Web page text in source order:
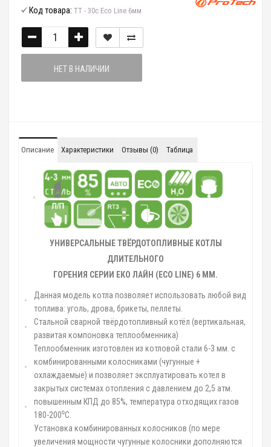
Код товара: ТТ - 30с Eco Line 6мм
НЕТ В НАЛИЧИИ
Описание Характеристики Отзывы (0) Таблица
УНИВЕРСАЛЬНЫЕ ТВЁРДОТОПЛИВНЫЕ КОТЛЫ
ДЛИТЕЛЬНОГО
ГОРЕНИЯ СЕРИИ ЕКО ЛАЙН (ECO LINE) 6 ММ.
Данная модель котла позволяет использовать любой вид
топлива: уголь, дрова, брикеты, пеллеты.
Стальной сварной твёрдотопливный котёл (вертикальная,
развитая компоновка теплообменника)
Теплообменник изготовлен из котловой стали 6-3 мм. с
комбинированными колосниками (чугунные +
охлаждаемые) и позволяет эксплуатировать котел в
закрытых системах отопления с давлением до 2,5 атм.
повышенным КПД до 85%, температура отходящих газов
180-200⁰С.
Установка комбинированных колосников (по мере
увеличения мощности чугунные колосники дополняются